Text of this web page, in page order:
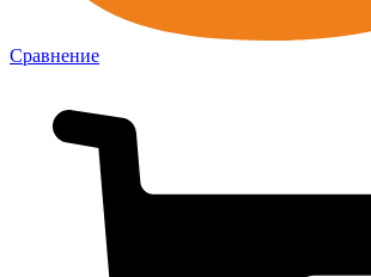
Сравнение